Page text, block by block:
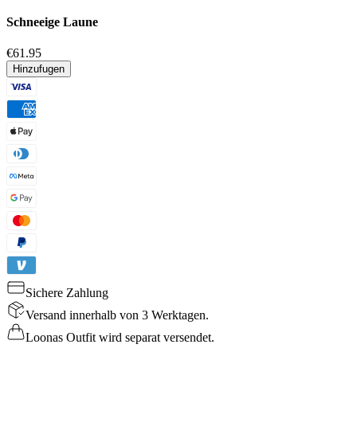
Schneeige Laune
€61.95
Hinzufugen
Sichere Zahlung
Versand innerhalb von 3 Werktagen.
Loonas Outfit wird separat versendet.